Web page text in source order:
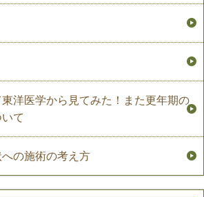
洋医学から見てみた！また更年期の
て
の施術の考え方